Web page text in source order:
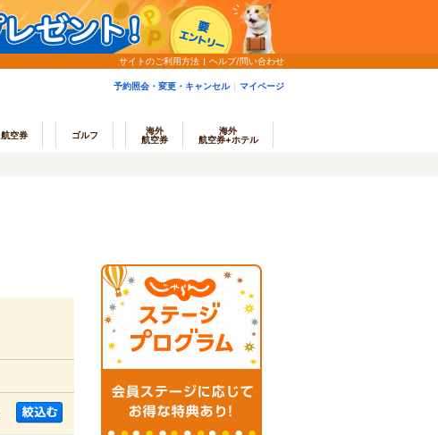
サイトのご利用方法 ヘルプ/問い合わせ
予約照会・変更・キャンセル マイページ
航空券 ゴルフ
海外
航空券
海外
航空券+ホテル